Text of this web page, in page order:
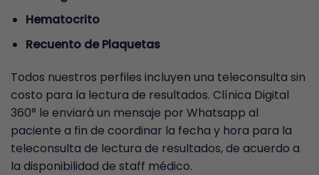
Hematocrito
Recuento de Plaquetas
Todos nuestros perfiles incluyen una teleconsulta sin
costo para la lectura de resultados. Clínica Digital
360° le enviará un mensaje por Whatsapp al
paciente a fin de coordinar la fecha y hora para la
teleconsulta de lectura de resultados, de acuerdo a
la disponibilidad de staff médico.